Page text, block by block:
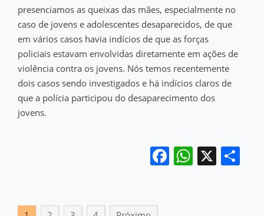
presenciamos as queixas das mães, especialmente no
caso de jovens e adolescentes desaparecidos, de que
em vários casos havia indícios de que as forças
policiais estavam envolvidas diretamente em ações de
violência contra os jovens. Nós temos recentemente
dois casos sendo investigados e há indícios claros de
que a polícia participou do desaparecimento dos
jovens.
Facebook
X